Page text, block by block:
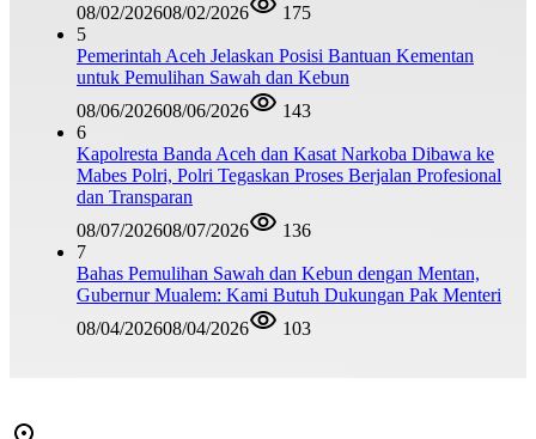
08/02/202608/02/2026
175
5
Pemerintah Aceh Jelaskan Posisi Bantuan Kementan
untuk Pemulihan Sawah dan Kebun
08/06/202608/06/2026
143
6
Kapolresta Banda Aceh dan Kasat Narkoba Dibawa ke
Mabes Polri, Polri Tegaskan Proses Berjalan Profesional
dan Transparan
08/07/202608/07/2026
136
7
Bahas Pemulihan Sawah dan Kebun dengan Mentan,
Gubernur Mualem: Kami Butuh Dukungan Pak Menteri
08/04/202608/04/2026 103